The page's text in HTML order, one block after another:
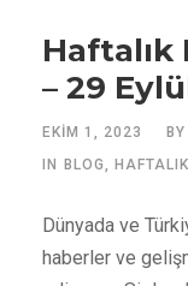
Haftalık
– 29
EKIM 1, 2023 BY
IN BLOG
Dünyada ve
haberler ve